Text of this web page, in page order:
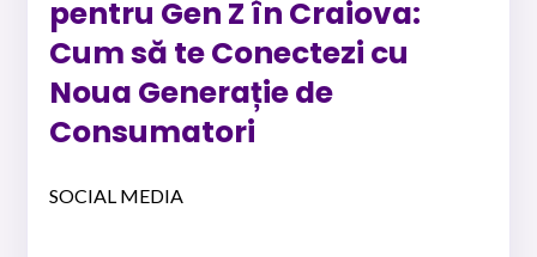
pentru Gen Z în Craiova:
Cum să te Conectezi cu
Noua Generație de
Consumatori
SOCIAL MEDIA